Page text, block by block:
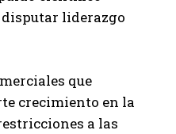
liderazgo
que
crecimiento en la
a las